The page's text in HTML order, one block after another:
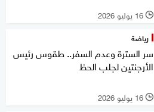
l 16 يوليو 2026
رياضة
سر السترة وعدم السفر.. طقوس رئيس
الأرجنتين لجلب الحظ
l 16 يوليو 2026